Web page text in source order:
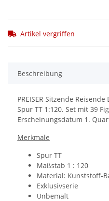
Artikel vergriffen
Beschreibung
PREISER Sitzende
Spur TT 1:120. Set mit 39
Erscheinungsdatum 1.
Merkmale
Spur TT
Maßstab 1 : 120
Material: Kunststoff-
Exklusivserie
Unbemalt